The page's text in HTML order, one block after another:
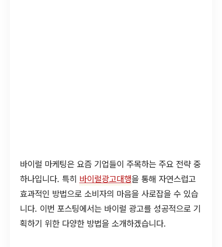
바이럴 마케팅은 요즘 기업들이 주목하는 주요 전략 중
하나입니다. 특히 바이럴광고대행을 통해 자연스럽고
효과적인 방법으로 소비자의 마음을 사로잡을 수 있습
니다. 이번 포스팅에서는 바이럴 광고를 성공적으로 기
획하기 위한 다양한 방법을 소개하겠습니다.